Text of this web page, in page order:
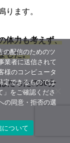
ります。
体力も考えず、
した。
たったの30分
の配信のためのツ
業者に送信されて
様のコンピュータ
定できるものでは
」をご確認くださ
の同意・拒否の選
ついて